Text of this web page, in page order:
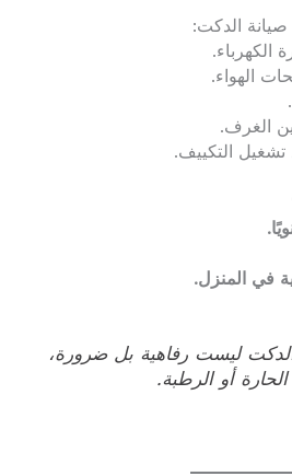
الدكت:
الكهرباء.
الهواء.
الغرف.
تشغيل التكييف.
في المنزل.
ليست رفاهية بل ضرورة،
أو الرطبة.